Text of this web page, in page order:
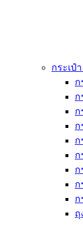
กระเป๋
ก
ก
ก
ก
ก
ก
ก
ก
ก
ถุ